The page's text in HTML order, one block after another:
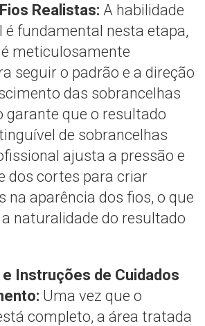
Realistas: A habilidade
é fundamental nesta etapa,
é meticulosamente
seguir o padrão e a direção
das sobrancelhas
garante que o resultado
de sobrancelhas
ajusta a pressão e
dos cortes para criar
na aparência dos fios, o que
naturalidade do resultado
Instruções de Cuidados
Uma vez que o
completo, a área tratada